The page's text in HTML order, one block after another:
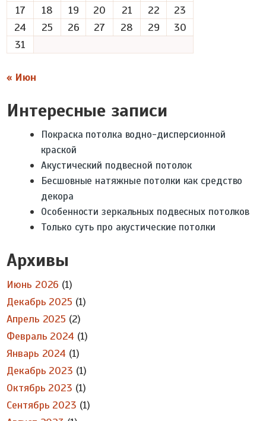
17
18 19 20 21 22
23
24
25 26 27 28 29
30
31
« Июн
Интересные записи
Покраска потолка водно-дисперсионной
краской
Акустический подвесной потолок
Бесшовные натяжные потолки как средство
декора
Особенности зеркальных подвесных потолков
Только суть про акустические потолки
Архивы
Июнь 2026 (1)
Декабрь 2025 (1)
Апрель 2025 (2)
Февраль 2024 (1)
Январь 2024 (1)
Декабрь 2023 (1)
Октябрь 2023 (1)
Сентябрь 2023 (1)